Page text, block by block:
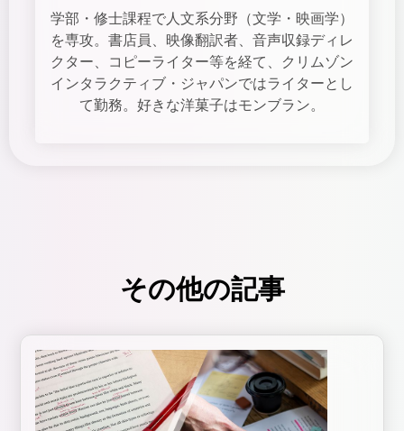
学部・修士課程で人文系分野（文学・映画学）
を専攻。書店員、映像翻訳者、音声収録ディレ
クター、コピーライター等を経て、クリムゾン
インタラクティブ・ジャパンではライターとし
て勤務。好きな洋菓子はモンブラン。
その他の記事